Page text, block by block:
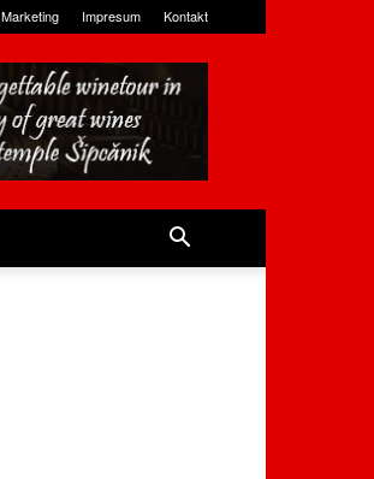
Marketing Impresum Kontakt